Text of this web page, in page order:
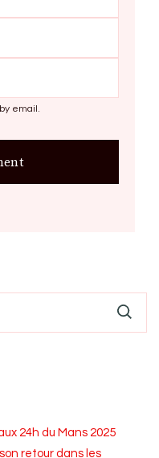
email.
24h du Mans 2025
retour dans les